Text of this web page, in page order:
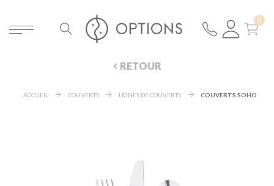
RETOUR
ACCUEIL COUVERTS LIGNES DE COUVERTS COUVERTS SOHO